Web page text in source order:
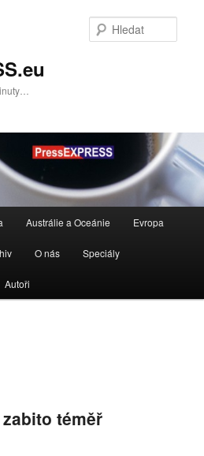
Austrálie a Oceánie Evropa
O nás Speciály
Autoři
téměř